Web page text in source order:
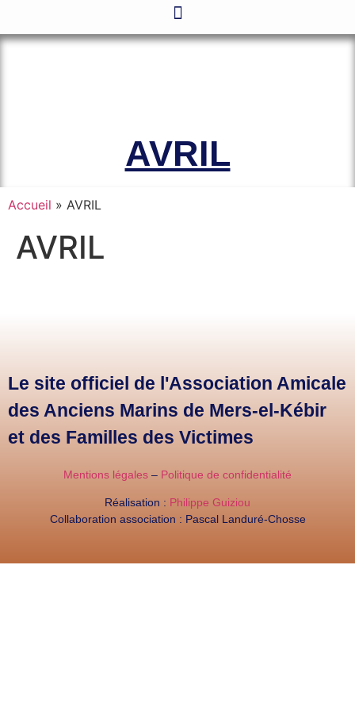
AVRIL
Accueil » AVRIL
AVRIL
Le site officiel de l'Association Amicale
des Anciens Marins de Mers-el-Kébir
et des Familles des Victimes
Mentions légales – Politique de confidentialité
Réalisation : Philippe Guiziou
Collaboration association : Pascal Landuré-Chosse